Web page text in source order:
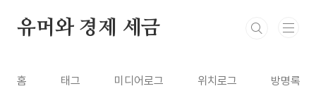
유머와 경제 세금
홈 태그 미디어로그 위치로그 방명록